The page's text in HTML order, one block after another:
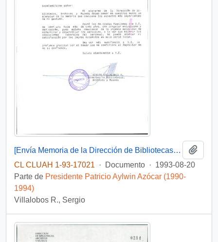
[Envía Memoria de la Dirección de Bibliotecas, Archivos y Museos]
CL CLUAH 1-93-17021
· Documento · 1993-08-20
Parte de Presidente Patricio Aylwin Azócar (1990-
1994)
Villalobos R., Sergio